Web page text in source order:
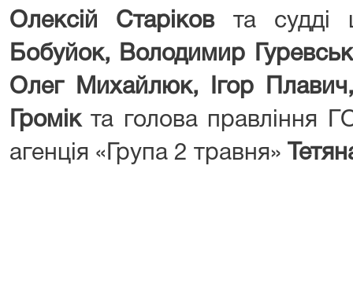
Олексій Старіковта судді
Бобуйок, Володимир
Олег Михайлюк, Ігор
Громікта голова правління
агенція «Група 2 травня»